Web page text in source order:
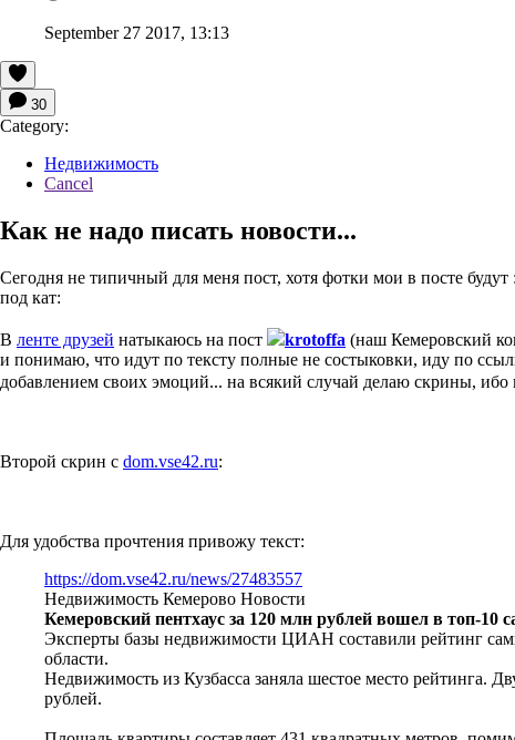
September 27 2017, 13:13
30
Category:
Недвижимость
Cancel
Как не надо писать новости...
Сегодня не типичный для меня пост, хотя фотки мои в посте
под кат:
В ленте друзей натыкаюсь на пост krotoffa (наш Кемеровский
и понимаю, что идут по тексту полные не состыковки, иду по
добавлением своих эмоций... на всякий случай делаю скрины,
Второй скрин с dom.vse42.ru:
Для удобства прочтения привожу текст:
https://dom.vse42.ru/news/27483557
Недвижимость Кемерово Новости
Кемеровский пентхаус за 120 млн рублей вошел в топ-10
Эксперты базы недвижимости ЦИАН составили рейтинг
области.
Недвижимость из Кузбасса заняла шестое место рейтинга.
рублей.